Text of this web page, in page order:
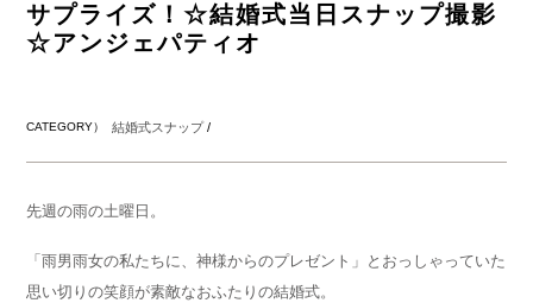
サプライズ！☆結婚式当日スナップ撮影
☆アンジェパティオ
CATEGORY）結婚式スナップ/
先週の雨の土曜日。
「雨男雨女の私たちに、神様からのプレゼント」とおっしゃっていた
思い切りの笑顔が素敵なおふたりの結婚式。